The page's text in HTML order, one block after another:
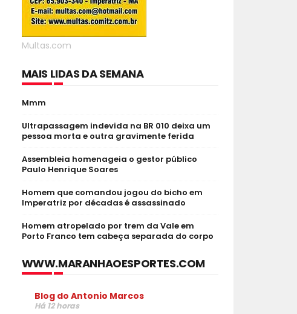
Multas.com
MAIS LIDAS DA SEMANA
Mmm
Ultrapassagem indevida na BR 010 deixa um
pessoa morta e outra gravimente ferida
Assembleia homenageia o gestor público
Paulo Henrique Soares
Homem que comandou jogou do bicho em
Imperatriz por décadas é assassinado
Homem atropelado por trem da Vale em
Porto Franco tem cabeça separada do corpo
WWW.MARANHAOESPORTES.COM
Blog do Antonio Marcos
Há 12 horas